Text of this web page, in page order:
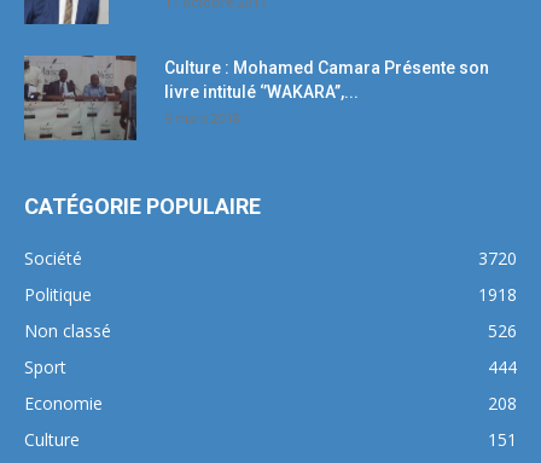
Culture : Mohamed Camara Présente son
livre intitulé ‘’WAKARA’’,...
5 mars 2018
CATÉGORIE POPULAIRE
Société
3720
Politique
1918
Non classé
526
Sport
444
Economie
208
Culture
151